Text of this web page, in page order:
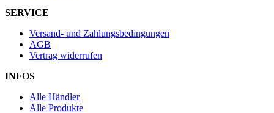
SERVICE
Versand- und Zahlungsbedingungen
AGB
Vertrag widerrufen
INFOS
Alle Händler
Alle Produkte